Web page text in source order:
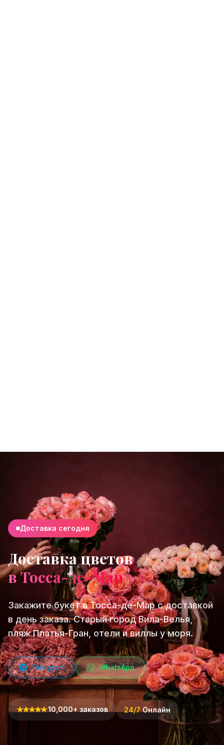
Доставка сегодня
Доставка цветов
в Тосса-де-Мар
Закажите букет в Тосса-де-Мар с доставкой
в день заказа. Старый город Вила-Велья,
пляж Платья-Гран, отели и виллы у моря.
Telegram WhatsApp
★★★★★10,000+ заказов 24/7 Онлайн